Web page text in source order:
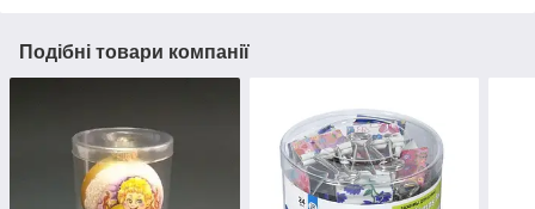
Подібні товари компанії